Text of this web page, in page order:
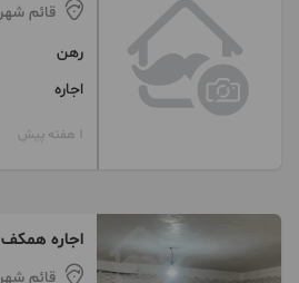
قائم شهر
رهن
اجاره
1 هفته پیش
اجاره همکف ۸۰متری
قائم شهر